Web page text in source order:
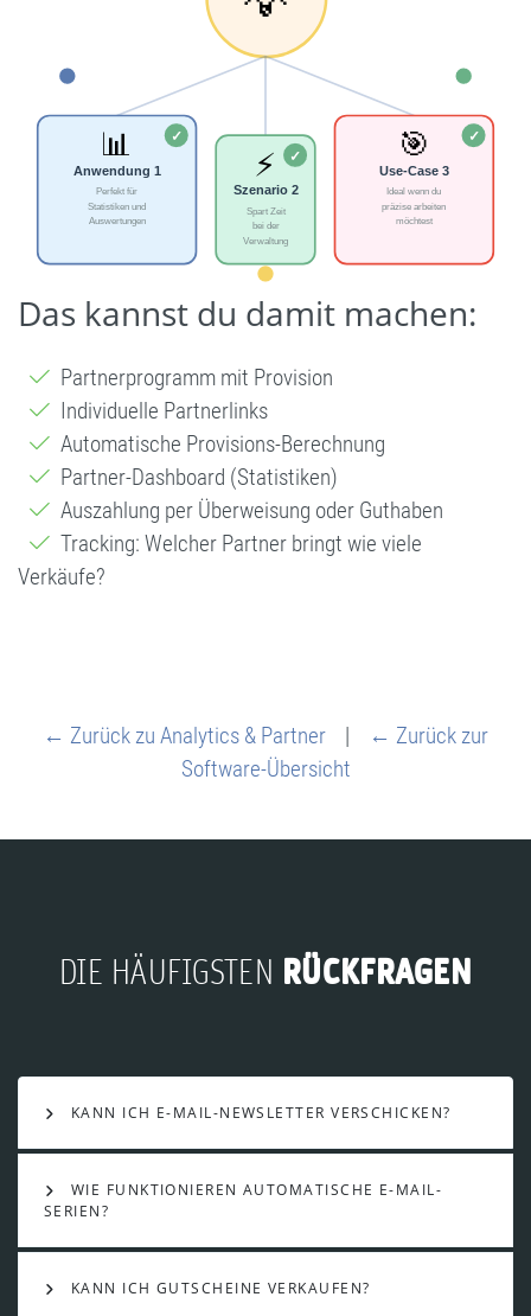
Das kannst du damit machen:
Partnerprogramm mit Provision
Individuelle Partnerlinks
Automatische Provisions-Berechnung
Partner-Dashboard (Statistiken)
Auszahlung per Überweisung oder Guthaben
Tracking: Welcher Partner bringt wie viele
Verkäufe?
← Zurück zu Analytics & Partner |
← Zurück zur
Software-Übersicht
DIE HÄUFIGSTEN RÜCKFRAGEN
KANN ICH E-MAIL-NEWSLETTER VERSCHICKEN?
WIE FUNKTIONIEREN AUTOMATISCHE E-MAIL-
SERIEN?
KANN ICH GUTSCHEINE VERKAUFEN?